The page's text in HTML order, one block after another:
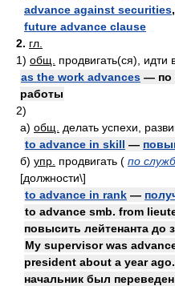
advance against securities,
future advance clause
2. гл.
1) общ.
продвигать(ся), идти
as the work advances — по
работы
2)
а) общ.
делать успехи,
to advance in skill —
б) упр. продвигать ( по
[должности\]
to advance in rank —
to advance smb. from
повысить лейтенанта до
My supervisor was
president about a year
начальник был